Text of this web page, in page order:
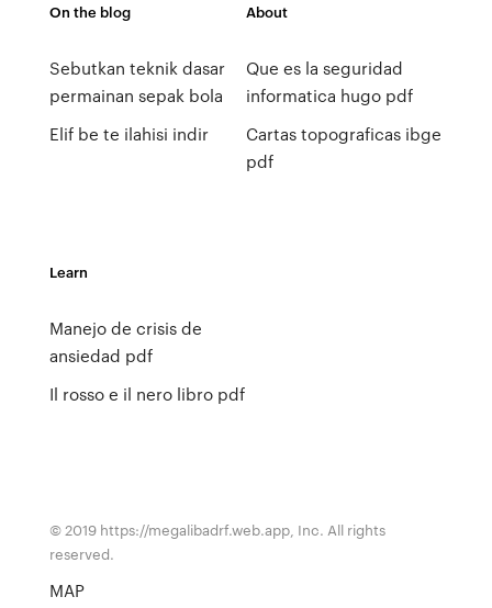
On the blog
Sebutkan teknik dasar
permainan sepak bola
Elif be te ilahisi indir
About
Que es la seguridad
informatica hugo pdf
Cartas topograficas ibge
pdf
Learn
Manejo de crisis de
ansiedad pdf
Il rosso e il nero libro pdf
© 2019 https://megalibadrf.web.app, Inc. All rights
reserved.
MAP